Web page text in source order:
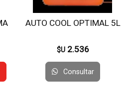
AUTO COOL OPTIMAL 5L
$U 2.536
Consultar